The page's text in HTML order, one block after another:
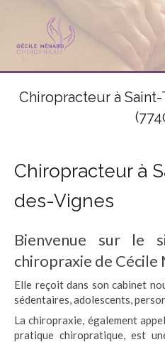
Chiropracteur à
Chiropracteur à
des-Vignes
Bienvenue sur le
chiropraxie de Cécile
Elle reçoit dans son cabinet
sédentaires, adolescents,
La chiropraxie, également
pratique chiropratique, est